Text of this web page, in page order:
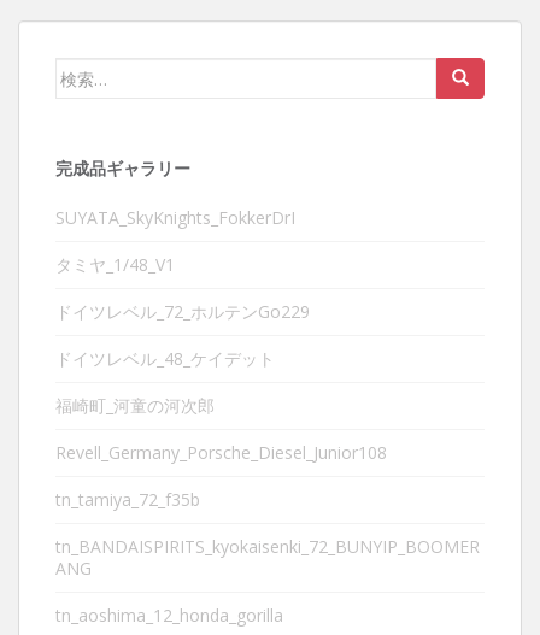
検
完成品ギャラリー
SUYATA_SkyKnights_FokkerDrI
タミヤ_1/48_V1
ドイツレベル_72_ホルテンGo229
ドイツレベル_48_ケイデット
福崎町_河童の河次郎
Revell_Germany_Porsche_Diesel_Junior108
tn_tamiya_72_f35b
tn_BANDAISPIRITS_kyokaisenki_72_BUNYIP_BOOMER
ANG
tn_aoshima_12_honda_gorilla